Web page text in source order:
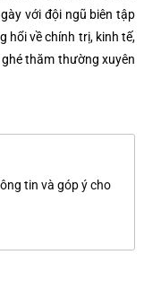
với đội ngũ biên tập
hổi về chính trị, kinh tế,
thăm thường xuyên
tin và góp ý cho